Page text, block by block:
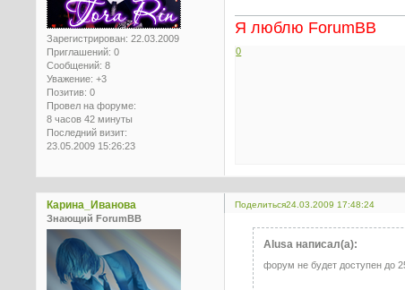
Зарегистрирован: 22.03.2009
Приглашений: 0
Сообщений: 8
Уважение: +3
Позитив: 0
Провел на форуме:
8 часов 42 минуты
Последний визит:
23.05.2009 15:26:23
Я люблю ForumBB
0
Поделиться24.03.2009 17:48:24
Карина_Иванова
Знающий ForumBB
Alusa написал(а):
форум не будет доступен до